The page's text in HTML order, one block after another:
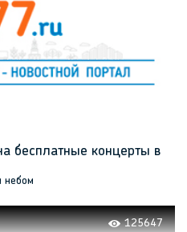
бесплатные концерты в
небом
125647